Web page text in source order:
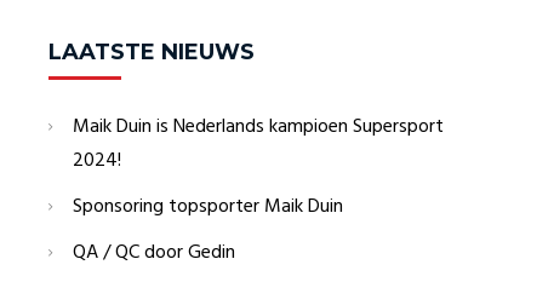
LAATSTE NIEUWS
Maik Duin is Nederlands kampioen Supersport
2024!
Sponsoring topsporter Maik Duin
QA / QC door Gedin